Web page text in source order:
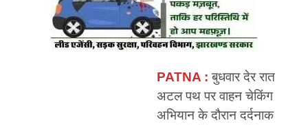
PATNA : बुधवार देर रात
अटल पथ पर वाहन चेकिंग
अभियान के दौरान दर्दनाक